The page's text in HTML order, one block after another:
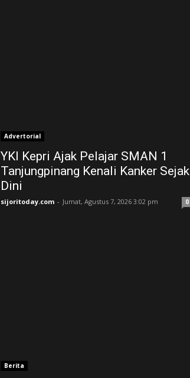
Advertorial
YKI Kepri Ajak Pelajar SMAN 1
Tanjungpinang Kenali Kanker Sejak
Dini
sijoritoday.com - Jumat, Agustus 7, 2026 3:02 pm 0
Berita